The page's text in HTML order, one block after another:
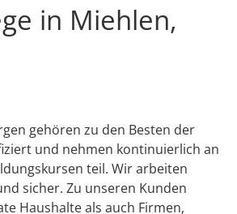
in Miehlen,
gehören zu den Besten der
und nehmen kontinuierlich an
teil. Wir arbeiten
sicher. Zu unseren Kunden
Haushalte als auch Firmen,